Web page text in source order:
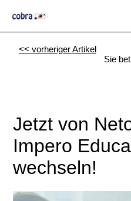
<< vorheriger Artikel
Sie
Jetzt von
Impero
wechseln!